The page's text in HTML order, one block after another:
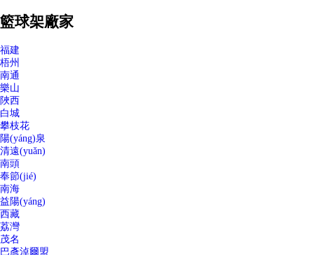
籃球架廠家
福建
梧州
南通
樂山
陜西
白城
攀枝花
陽(yáng)泉
清遠(yuǎn)
南頭
奉節(jié)
南海
益陽(yáng)
西藏
荔灣
茂名
巴彥淖爾盟